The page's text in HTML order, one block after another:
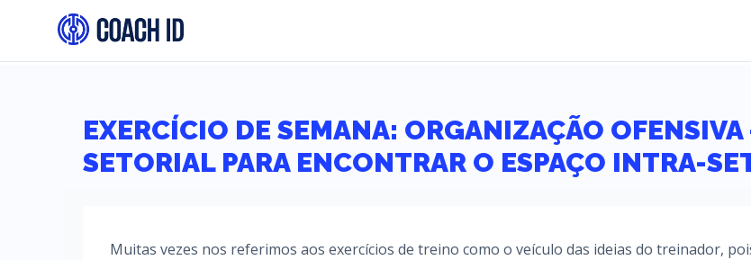
EXERCÍCIO DE SEMANA: ORGANIZAÇÃO
SETORIAL PARA ENCONTRAR O ESPAÇO INTRA-
Muitas vezes nos referimos aos exercícios de treino como o veículo das ideias do treinador,